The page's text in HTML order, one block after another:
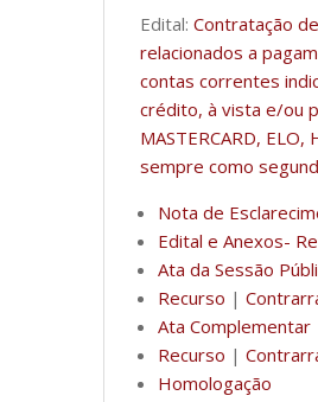
Edital: Contratação
relacionados a
contas correntes
crédito, à vista e/ou
MASTERCARD,
sempre como
Nota de
Edital e Anexos-
Ata da Sessão
Recurso |
Ata Complementar
Recurso |
Homologação